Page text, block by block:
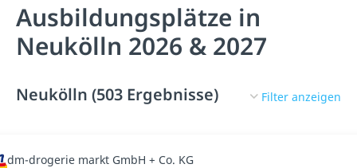
Ausbildungsplätze in
Neukölln 2026 & 2027
Neukölln (503 Ergebnisse) Filter anzeigen
dm-drogerie markt GmbH + Co. KG